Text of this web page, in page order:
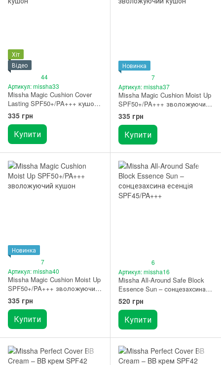
Хіт
Відео
44
Артикул: missha33
Missha Magic Cushion Cover
Lasting SPF50+/PA+++ кушон
відтінок 23
335 грн
Купити
Новинка
7
Артикул: missha37
Missha Magic Cushion Moist Up
SPF50+/PA+++ зволожуючий
кушон відтінок 21
335 грн
Купити
Новинка
7
Артикул: missha40
Missha Magic Cushion Moist Up
SPF50+/PA+++ зволожуючий
кушон відтінок 23
335 грн
Купити
6
Артикул: missha16
Missha All-Around Safe Block
Essence Sun – сонцезахсина
есенція SPF45/PA+++ 50 мл
520 грн
Купити